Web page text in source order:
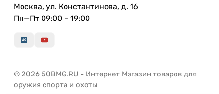
Москва, ул. Константинова, д. 16
Пн—Пт 09:00 – 19:00
© 2026 50BMG.RU - Интернет Магазин товаров для
оружия спорта и охоты